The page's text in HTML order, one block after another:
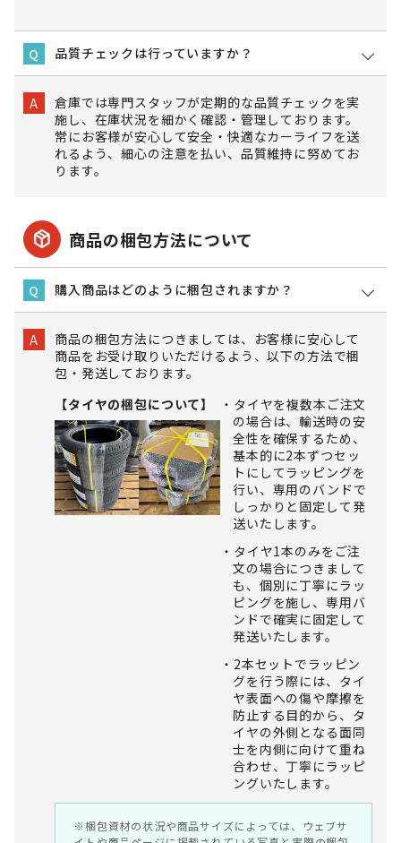
Q 品質チェックは行っていますか？
A
倉庫では専門スタッフが定期的な品質チェックを実
施し、在庫状況を細かく確認・管理しております。
常にお客様が安心して安全・快適なカーライフを送
れるよう、細心の注意を払い、品質維持に努めてお
ります。
package_2 商品の梱包方法について
Q 購入商品はどのように梱包されますか？
A
商品の梱包方法につきましては、お客様に安心して
商品をお受け取りいただけるよう、以下の方法で梱
包・発送しております。
【タイヤの梱包について】
タイヤを複数本ご注文
の場合は、輸送時の安
全性を確保するため、
基本的に2本ずつセッ
トにしてラッピングを
行い、専用のバンドで
しっかりと固定して発
送いたします。
タイヤ1本のみをご注
文の場合につきまして
も、個別に丁寧にラッ
ピングを施し、専用バ
ンドで確実に固定して
発送いたします。
2本セットでラッピン
グを行う際には、タイ
ヤ表面への傷や摩擦を
防止する目的から、タ
イヤの外側となる面同
士を内側に向けて重ね
合わせ、丁寧にラッピ
ングいたします。
※梱包資材の状況や商品サイズによっては、ウェブサ